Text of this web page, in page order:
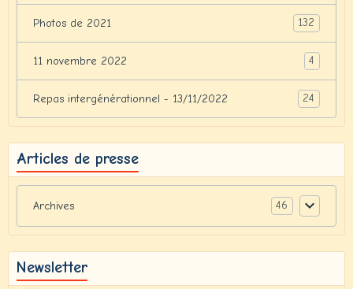
Photos de 2021 132
11 novembre 2022 4
Repas intergénérationnel - 13/11/2022 24
Articles de presse
Archives 46
Newsletter